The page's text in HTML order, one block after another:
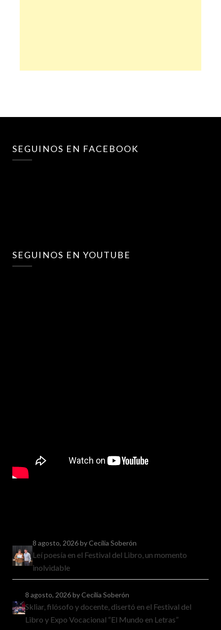
SEGUINOS EN FACEBOOK
SEGUINOS EN YOUTUBE
8 agosto, 2026by Cecilia Soberón
Leí poesía en el Festival del Libro, un momento
inolvidable
8 agosto, 2026by Cecilia Soberón
Skliar, filósofo y docente, disertó en el Festival del
Libro y Expo Vocacional “El Mundo en Letras”